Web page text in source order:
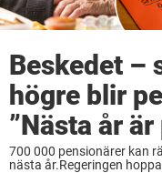
Beskedet –
högre blir
”Nästa år
700 000 pensionärer kan
nästa år.Regeringen